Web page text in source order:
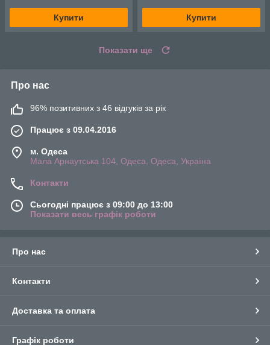
Купити Купити
Показати ще
Про нас
96% позитивних з 46 відгуків за рік
Працює з 09.04.2016
м. Одеса
Мала Арнаутська 104, Одеса, Одеса, Україна
Контакти
Сьогодні працює з 09:00 до 13:00
Показати весь графік роботи
Про нас
Контакти
Доставка та оплата
Графік роботи